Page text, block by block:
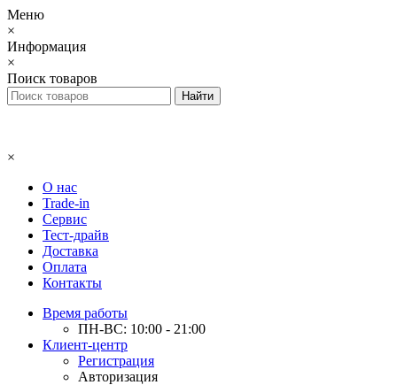
Меню
×
Информация
×
Поиск товаров
×
О нас
Trade-in
Сервис
Тест-драйв
Доставка
Оплата
Контакты
Время работы
ПН-ВС: 10:00 - 21:00
Клиент-центр
Регистрация
Авторизация